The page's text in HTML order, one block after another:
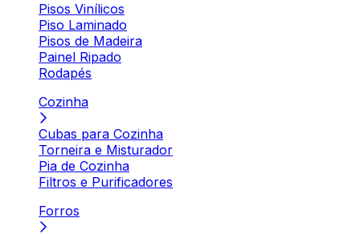
Pisos Vinílicos
Piso Laminado
Pisos de Madeira
Painel Ripado
Rodapés
Cozinha
Cubas para Cozinha
Torneira e Misturador
Pia de Cozinha
Filtros e Purificadores
Forros